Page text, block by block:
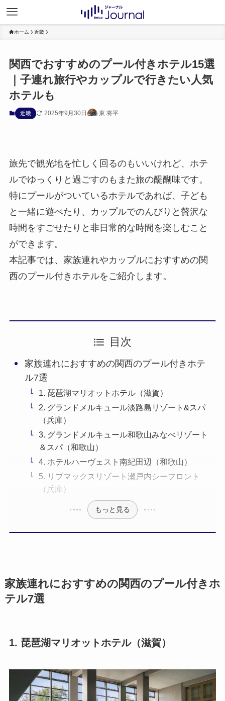
ホーム 近畿
関西でおすすめのプール付きホテル15選
｜子連れ旅行やカップルで行きたい人気
ホテルも
近畿 2025年9月30日 東 将平
旅先で観光地を忙しく回るのもいいけれど、ホテ
ルでゆっくりと過ごすのもまた旅の醍醐味です。
特にプールがついているホテルであれば、子ども
と一緒に遊べたり、カップルでのんびりと贅沢な
時間をすごせたりと非日常的な時間を楽しむこと
ができます。
本記事では、家族連れやカップルにおすすめの関
西のプール付きホテルをご紹介します。
目次
家族連れにおすすめの関西のプール付きホテ
ル7選
1. 琵琶湖マリオットホテル（滋賀）
2. グランドメルキュール淡路島リゾート&スパ
（兵庫）
3. グランドメルキュール和歌山みなべリゾート
＆スパ（和歌山）
4. ホテルハーヴェスト南紀田辺（和歌山）
5. リブマックスリゾート瀬戸内シーフロント
（兵庫）
もっと見る
家族連れにおすすめの関西のプール付きホ
テル7選
1. 琵琶湖マリオットホテル（滋賀）